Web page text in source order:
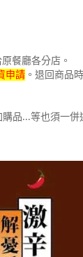
餐廳各分店。
申請 。退回商品
品...等也須一